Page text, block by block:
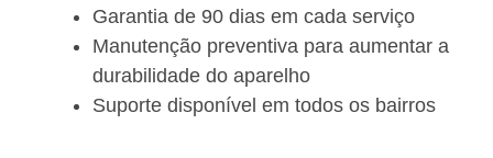
Garantia de 90 dias em cada serviço
Manutenção preventiva para aumentar a
durabilidade do aparelho
Suporte disponível em todos os bairros